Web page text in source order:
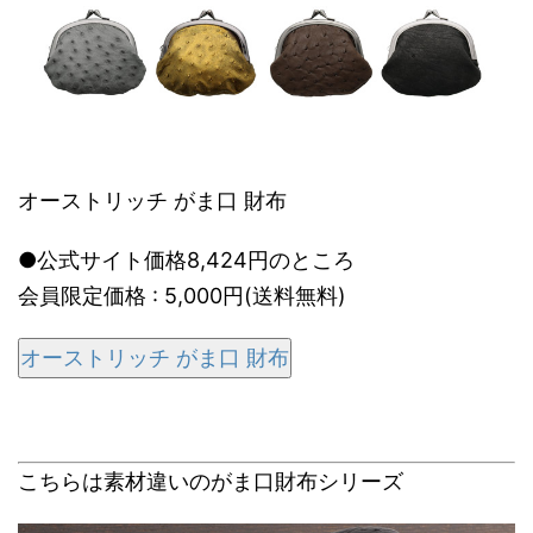
オーストリッチ がま口 財布
●公式サイト価格8,424円のところ
会員限定価格 : 5,000円(送料無料)
オーストリッチ がま口 財布
こちらは素材違いのがま口財布シリーズ